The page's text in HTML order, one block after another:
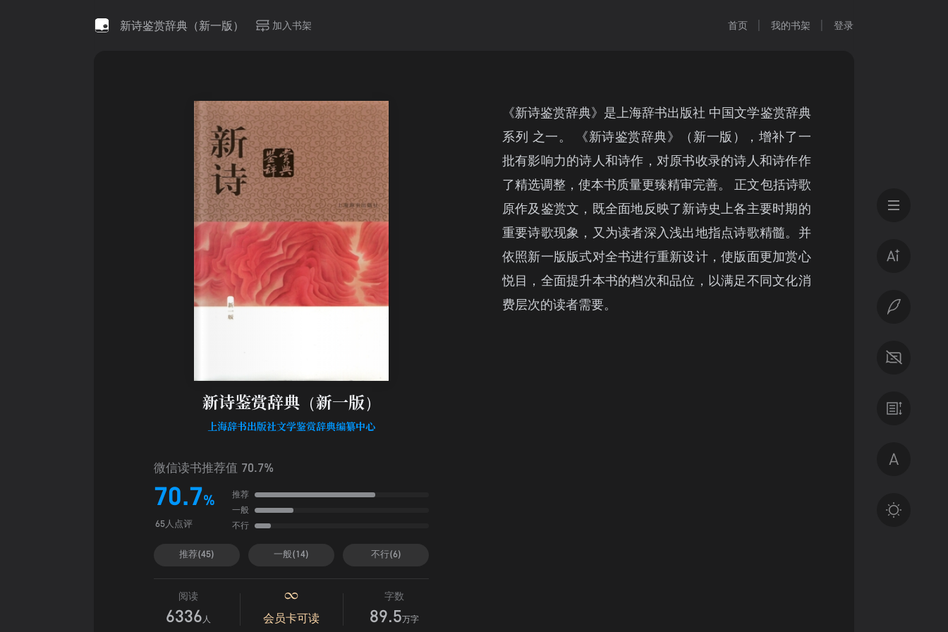
新诗鉴赏辞典（新一版） 加入书架 首页 我的书架 登录
新诗鉴赏辞典（新一版）
上海辞书出版社文学鉴赏辞典编纂中心
微信读书推荐值 70.7%
70.7%
65人点评
推荐
一般
不行
推荐(45) 一般(14) 不行(6)
阅读
6336 人 会员卡可读
字数
89.5万字
《新诗鉴赏辞典》是上海辞书出版社 中国文学鉴赏辞典
系列 之一。 《新诗鉴赏辞典》（新一版），增补了一
批有影响力的诗人和诗作，对原书收录的诗人和诗作作
了精选调整，使本书质量更臻精审完善。 正文包括诗歌
原作及鉴赏文，既全面地反映了新诗史上各主要时期的
重要诗歌现象，又为读者深入浅出地指点诗歌精髓。并
依照新一版版式对全书进行重新设计，使版面更加赏心
悦目，全面提升本书的档次和品位，以满足不同文化消
费层次的读者需要。